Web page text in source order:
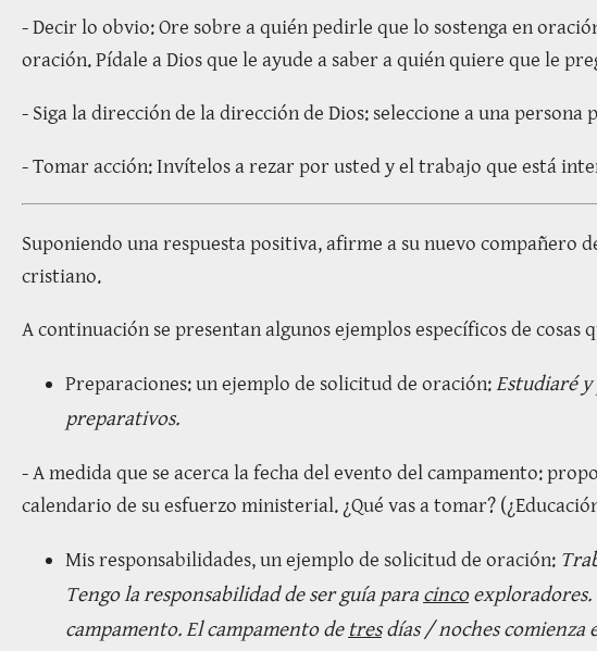
- Decir lo obvio: Ore sobre a quién pedirle que lo sostenga en
oración. Pídale a Dios que le ayude a saber a quién quiere que le
- Siga la dirección de la dirección de Dios: seleccione a una
- Tomar acción: Invítelos a rezar por usted y el trabajo que está
Suponiendo una respuesta positiva, afirme a su nuevo compañero
cristiano.
A continuación se presentan algunos ejemplos específicos de
Preparaciones: un ejemplo de solicitud de oración:Estudiaré
preparativos.
- A medida que se acerca la fecha del evento del campamento:
calendario de su esfuerzo ministerial. ¿Qué vas a tomar?
Mis responsabilidades, un ejemplo de solicitud de oración:
Tengo la responsabilidad de ser guía para cincoexploradores.
campamento. El campamento de tresdías / noches comienza